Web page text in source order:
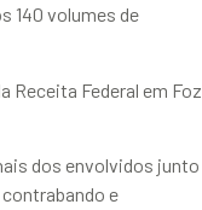
140 volumes de
Receita Federal em Foz
dos envolvidos junto
e